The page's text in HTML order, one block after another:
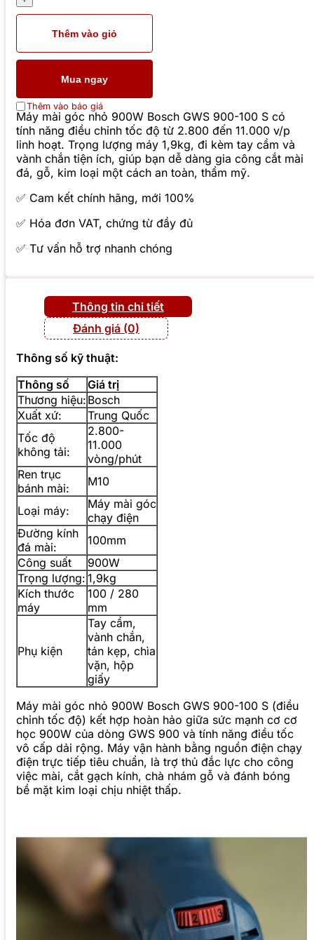
Thêm vào giỏ
Mua ngay
Thêm vào báo giá
Máy mài góc nhỏ 900W Bosch GWS 900-100 S có
tính năng điều chỉnh tốc độ từ 2.800 đến 11.000 v/p
linh hoạt. Trọng lượng máy 1,9kg, đi kèm tay cầm và
vành chắn tiện ích, giúp bạn dễ dàng gia công cắt mài
đá, gỗ, kim loại một cách an toàn, thẩm mỹ.
✅ Cam kết chính hãng, mới 100%
✅ Hóa đơn VAT, chứng từ đầy đủ
✅ Tư vấn hỗ trợ nhanh chóng
Thông tin chi tiết
Đánh giá (0)
Thông số kỹ thuật:
Thông số
Giá trị
Thương hiệu: Bosch
Xuất xứ:
Trung Quốc
Tốc độ
không tải:
2.800-
11.000
vòng/phút
Ren trục
bánh mài:
M10
Loại máy:
Máy mài góc
chạy điện
Đường kính
đá mài:
100mm
Công suất
900W
Trọng lượng: 1,9kg
Kích thước
máy
100 / 280
mm
Phụ kiện
Tay cầm,
vành chắn,
tán kẹp, chìa
vặn, hộp
giấy
Máy mài góc nhỏ 900W Bosch GWS 900-100 S (điều
chỉnh tốc độ) kết hợp hoàn hảo giữa sức mạnh cơ cơ
học 900W của dòng GWS 900 và tính năng điều tốc
vô cấp dải rộng. Máy vận hành bằng nguồn điện chạy
điện trực tiếp tiêu chuẩn, là trợ thủ đắc lực cho công
việc mài, cắt gạch kính, chà nhám gỗ và đánh bóng
bề mặt kim loại chịu nhiệt thấp.